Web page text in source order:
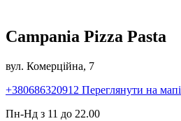
Campania Pizza Pasta
вул. Комерційна, 7
+380686320912 Переглянути на мапі
Пн-Нд з 11 до 22.00